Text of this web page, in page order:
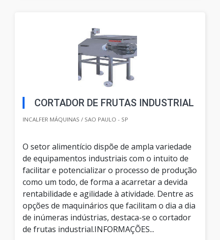
CORTADOR DE FRUTAS INDUSTRIAL
INCALFER MÁQUINAS / SAO PAULO - SP
O setor alimentício dispõe de ampla variedade
de equipamentos industriais com o intuito de
facilitar e potencializar o processo de produção
como um todo, de forma a acarretar a devida
rentabilidade e agilidade à atividade. Dentre as
opções de maquinários que facilitam o dia a dia
de inúmeras indústrias, destaca-se o cortador
de frutas industrial.INFORMAÇÕES...